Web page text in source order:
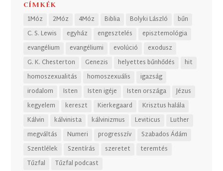
CÍMKÉK
1Móz 2Móz 4Móz Biblia Bolyki László
bűn
C. S. Lewis
egyház engesztelés
episztemológia
evangélium
evangéliumi evolúció
exodusz
G. K. Chesterton
Genezis helyettes bűnhődés
hit
homoszexualitás
homoszexuális
igazság
irodalom
Isten Isten igéje Isten országa
Jézus
kegyelem
kereszt Kierkegaard
Krisztus halála
Kálvin
kálvinista kálvinizmus Leviticus
Luther
megváltás
Numeri progresszív
Szabados Ádám
Szentlélek
Szentírás szeretet
teremtés
Tűzfal
Tűzfal podcast